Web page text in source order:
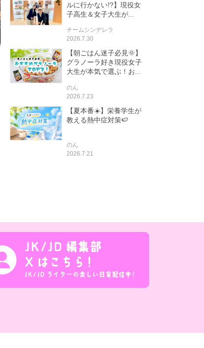
ルに行かない!?】現役女
子高生＆女子大生が...
チームシンデレラ
2026.7.30
【朝ごはん迷子必見🌞】
グラノーラ好き現役女子
大生が本気で選ぶ！お...
のん
2026.7.23
【夏本番☀️】栄養学生が
教える熱中症対策🍉
のん
2026.7.21